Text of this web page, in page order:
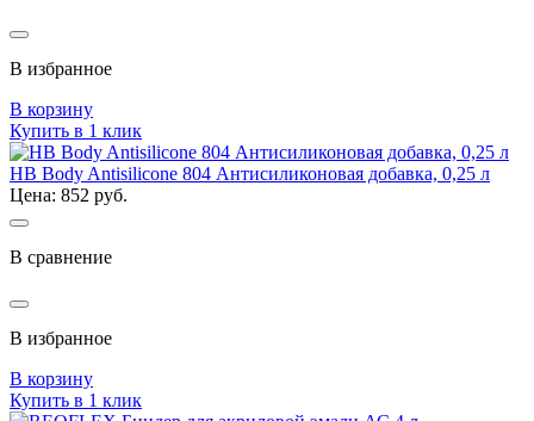
В избранное
В корзину
Купить в 1 клик
HB Body Antisilicone 804 Антисиликоновая добавка, 0,25 л
Цена: 852 руб.
В сравнение
В избранное
В корзину
Купить в 1 клик